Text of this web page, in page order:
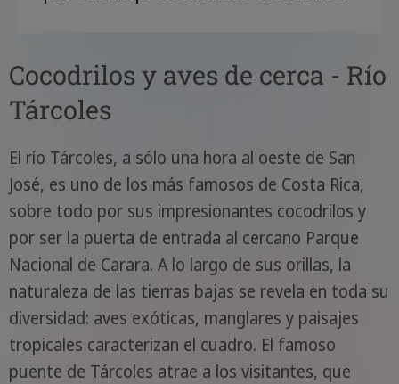
Cocodrilos y aves de cerca - Río
Tárcoles
El río Tárcoles, a sólo una hora al oeste de San
José, es uno de los más famosos de Costa Rica,
sobre todo por sus impresionantes cocodrilos y
por ser la puerta de entrada al cercano Parque
Nacional de Carara. A lo largo de sus orillas, la
naturaleza de las tierras bajas se revela en toda su
diversidad: aves exóticas, manglares y paisajes
tropicales caracterizan el cuadro. El famoso
puente de Tárcoles atrae a los visitantes, que